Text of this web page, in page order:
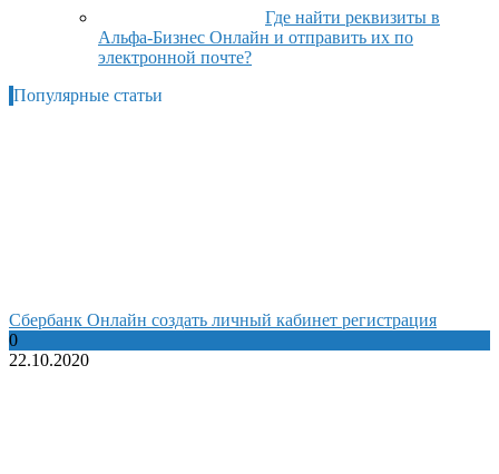
Где найти реквизиты в
Альфа-Бизнес Онлайн и отправить их по
электронной почте?
Популярные статьи
Сбербанк Онлайн создать личный кабинет регистрация
0
22.10.2020